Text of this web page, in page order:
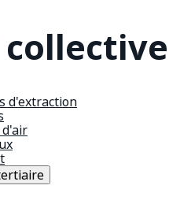
collective
d'extraction